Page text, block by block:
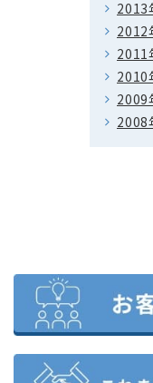
2013
2012
2011
2010
2009
2008